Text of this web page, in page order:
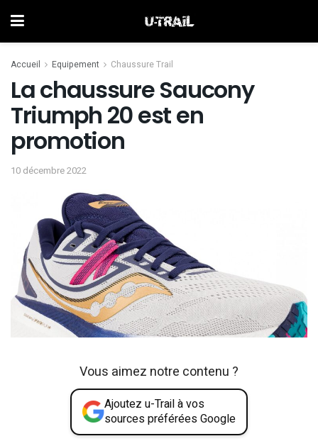
Accueil Equipement Chaussure Trail
La chaussure Saucony
Triumph 20 est en
promotion
10 décembre 2022
Vous aimez notre contenu ?
Ajoutez u-Trail à vos
sources préférées Google